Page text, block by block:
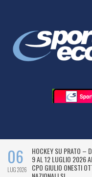
06
LUG 2026
HOCKEY SU PRATO –
9 AL 12 LUGLIO 2026 AL
CPO GIULIO ONESTI